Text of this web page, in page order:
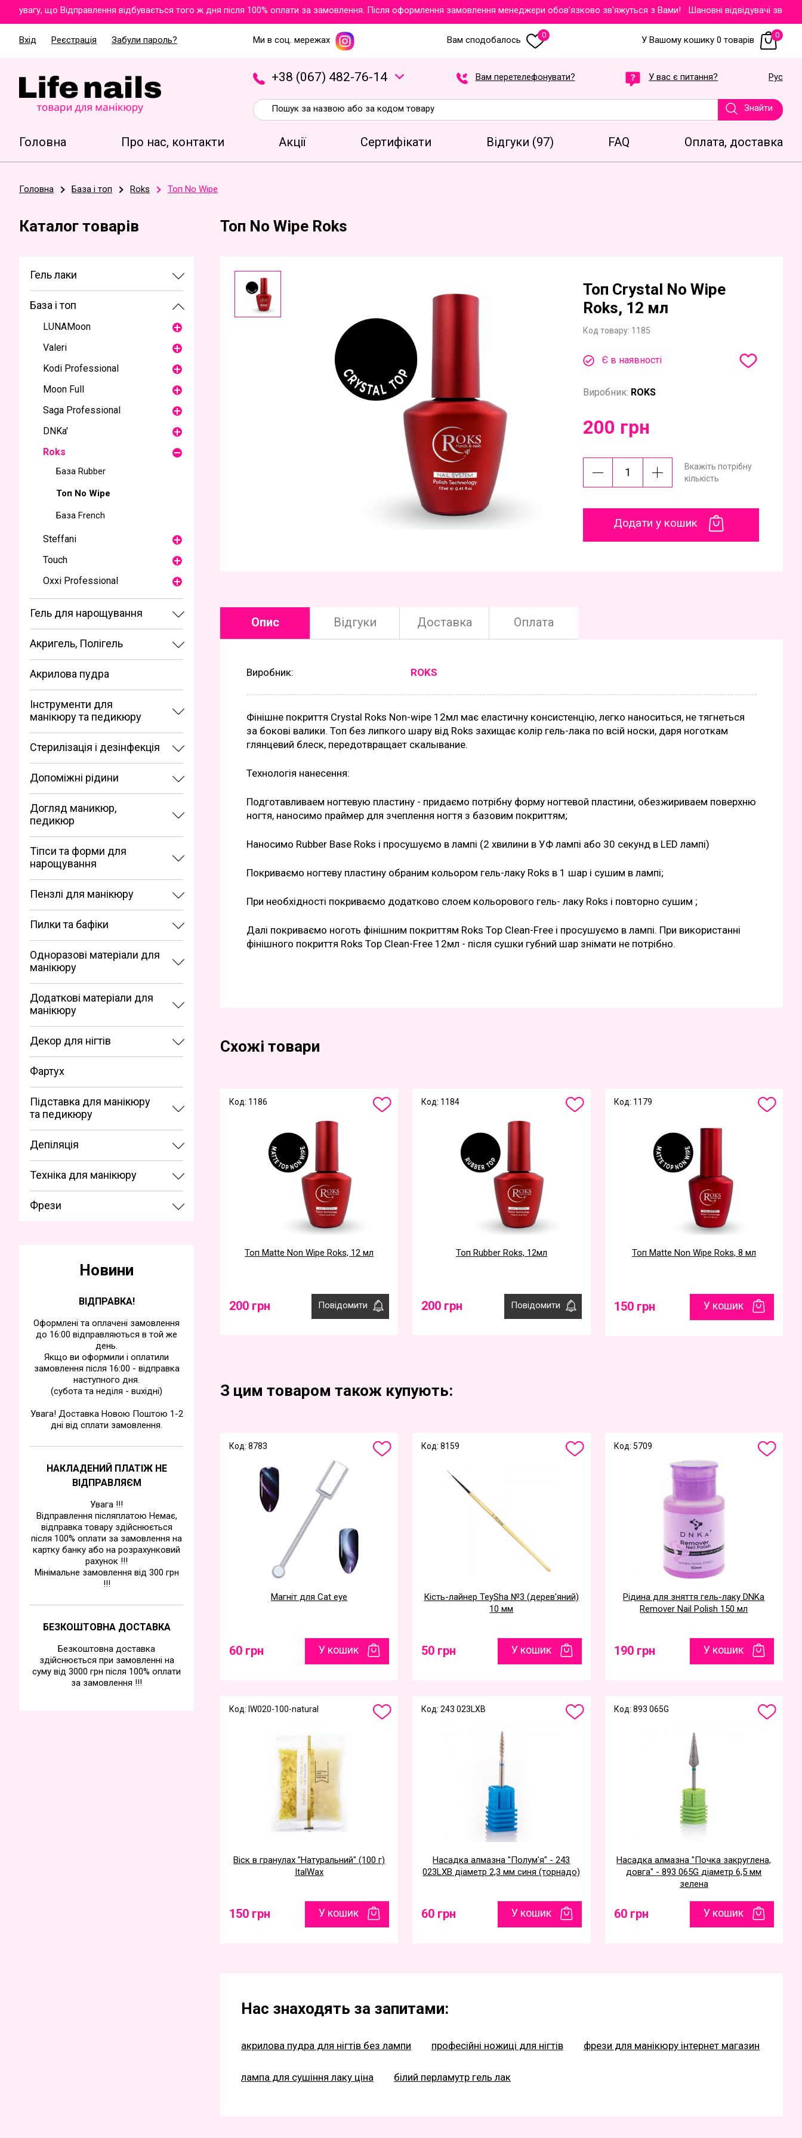
що Відправлення відбувається того ж дня після 100% оплати за замовлення. Після оформлення замовлення менеджери обов'язково зв'яжуться з Вами!Шановні відвідувачі
Вхід Реєстрація Забули пароль? Ми в соц. мережах Вам сподобалось 0 У Вашому кошику 0 товарів 0
+38 (067) 482-76-1 4 Вам перетелефонувати? У вас є питання? Рус
Знайти
Головна Про нас, контакти Акції Сертифікати Відгуки (97) FAQ Оплата, доставка
Головна База і топ Roks Топ No Wipe
Каталог товарів
Гель лаки
База і топ
LUNAMoon
Valeri
Kodi Professional
Moon Full
Saga Professional
DNKa'
Roks
База Rubber
Топ No Wipe
База French
Steffani
Touch
Oxxi Professional
Гель для нарощування
Акригель, Полігель
Акрилова пудра
Інструменти для
манікюру та педикюру
Стерилізація і дезінфекція
Допоміжні рідини
Догляд маникюр,
педикюр
Тіпси та форми для
нарощування
Пензлі для манікюру
Пилки та бафіки
Одноразові матеріали для
манікюру
Додаткові матеріали для
манікюру
Декор для нігтів
Фартух
Підставка для манікюру
та педикюру
Депіляція
Техніка для манікюру
Фрези
Новини
ВІДПРАВКА!
Оформлені та оплачені замовлення
до 16:00 відправляються в той же
день.
Якщо ви оформили і оплатили
замовлення після 16:00 - відправка
наступного дня.
(субота та недiля - вuхiднi)
Увага! Доставка Новою Поштою 1-2
дні від сплати замовлення.
НАКЛАДЕНИЙ ПЛАТІЖ НЕ
ВІДПРАВЛЯЄМ
Увага !!!
Відправлення післяплатою Немає,
відправка товару здійснюється
після 100% оплати за замовлення на
картку банку або на розрахунковий
рахунок !!!
Мінімальне замовлення від 300 грн
!!!
БЕЗКОШТОВНА ДОСТАВКА
Безкоштовна доставка
здійснюється при замовленні на
суму від 3000 грн після 100% оплати
за замовлення !!!
Топ No Wipe Roks
Топ Crystal No Wipe
Roks, 12 мл
Код товару: 1185
Є в наявності
Виробник: ROKS
200 грн
Вкажіть потрібну
кількість
Додати у кошик
Опис Відгуки Доставка Оплата
Виробник: ROKS
Фінішне покриття Crystal Roks Non-wipe 12мл має еластичну консистенцію, легко наноситься, не тягнеться
за бокові валики. Топ без липкого шару від Roks захищає колір гель-лака по всій носки, даря ноготкам
глянцевий блеск, передотвращает скалывание.
Технологія нанесення:
Подготавливаем ногтевую пластину - придаємо потрібну форму ногтевой пластини, обезжириваем поверхню
ногтя, наносимо праймер для зчеплення ногтя з базовим покриттям;
Наносимо Rubber Base Roks і просушуємо в лампі (2 хвилини в УФ лампі або 30 секунд в LED лампі)
Покриваємо ногтеву пластину обраним кольором гель-лаку Roks в 1 шар і сушим в лампі;
При необхідності покриваємо додатково слоем кольорового гель- лаку Roks і повторно сушим ;
Далі покриваємо ноготь фінішним покриттям Roks Top Clean-Free і просушуємо в лампі. При використанні
фінішного покриття Roks Top Clean-Free 12мл - після сушки губний шар знімати не потрібно.
Схожі товари
Код: 1186
Топ Matte Non Wipe Roks, 12 мл
200 грн Повідомити
Код: 1184
Топ Rubber Roks, 12мл
200 грн Повідомити
Код: 1179
Топ Matte Non Wipe Roks, 8 мл
150 грн У кошик
З цим товаром також купують:
Код: 8783
Магніт для Cat eye
60 грн У кошик
Код: 8159
Кість-лайнер TeySha №3 (дерев'яний)
10 мм
50 грн У кошик
Код: 5709
Рідина для зняття гель-лаку DNKa
Remover Nail Polish 150 мл
190 грн У кошик
Код: IW020-100-natural
Віск в гранулах "Натуральний" (100 г)
ItalWax
150 грн У кошик
Код: 243 023LXB
Насадка алмазна "Полум'я" - 243
023LXB діаметр 2,3 мм синя (торнадо)
60 грн У кошик
Код: 893 065G
Насадка алмазна "Почка закруглена,
довга" - 893 065G діаметр 6,5 мм
зелена
60 грн У кошик
Нас знаходять за запитами:
акрилова пудра для нігтів без лампи професійні ножиці для нігтів фрези для манікюру інтернет магазин
лампа для сушіння лаку ціна білий перламутр гель лак